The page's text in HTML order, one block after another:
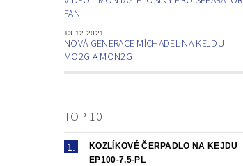
FAN
13.12.2021
NOVÁ GENERACE MÍCHADEL NA KEJDU
MO2G A MON2G
TOP 10
KOZLÍKOVÉ ČERPADLO NA KEJDU
EP100-7,5-PL